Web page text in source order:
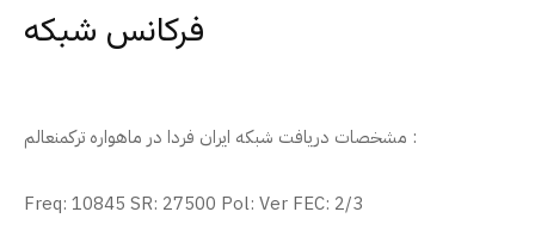
فرکانس شبکه
مشخصات دریافت شبکه ایران فردا در ماهواره ترکمنعالم :
Freq: 10845 SR: 27500 Pol: Ver FEC: 2/3